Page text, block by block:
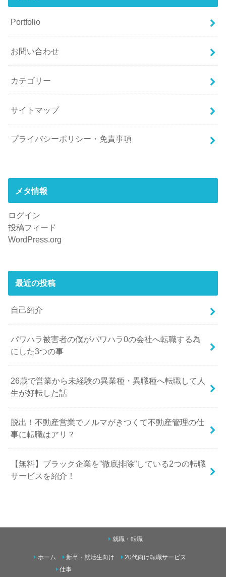
Portfolio
お問い合わせ
カテゴリー
サイトマップ
プライバシーポリシー・免責事項
メタ情報
ログイン
投稿フィード
WordPress.org
最近の投稿
自己紹介
パワハラ被害者の僕がパワハラ0の会社へ転職する為
にした3つの事
26歳で営業から未経験の異業種・異職種へ転職して人
生が好転した話
脱出！不動産営業でノルマがきつくて不動産管理の仕
事に転職はアリ？
【無料】ブラック企業を”徹底排除”している2つの転職
サービスを紹介！
ホーム
就職・転職
新卒・就活生向け
20代向け転職サービス
仕事